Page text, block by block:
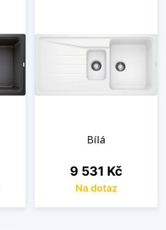
Bílá
Cena
9 531 Kč
Na dotaz